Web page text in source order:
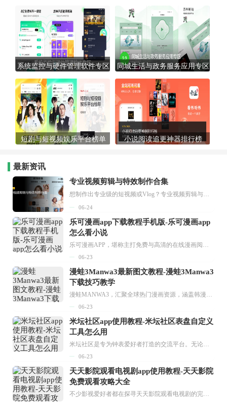
系统监控与硬件管理软件专区 同城生活与政务服务应用专区
短剧与短视频娱乐平台榜单 小说阅读追更神器排行榜
最新资讯
专业视频剪辑与特效制作合集
想制作出专业级的短视频或Vlog？专业视频剪辑与特效制作大全专题为你提供了从剪辑、抠像到特效包装的全套解决方案。无论是添加炫酷的片头、进行精准的视频抠图，还是制...
06-24
乐可漫画app下载教程手机版-乐可漫画app
怎么看小说
乐可漫画APP，堪称主打免费与高清的在线漫画阅读神器。其官方版提供海量完整版漫画资源，无论是国内漫画，还是日漫、韩漫、台漫、美漫等国外漫画，应有尽有，随时供你阅读。只需轻点一下，便能直接进入阅读界面。不仅如此，乐可漫画最新版本更新速度极快，在这里，你总能抢先看到全网一手漫画章节内容！...
06-23
漫蛙3Manwa3最新图文教程-漫蛙3Manwa3
下载技巧教学
漫蛙MANWA3，汇聚全球热门漫画资源，涵盖韩漫、欧美漫画、国漫等多种类型，题材丰富多样，全方位满足用户阅读喜好。它不仅是阅读平台，更是创作平台，为广大用户打造零门槛创作环境。...
06-23
米坛社区app使用教程-米坛社区表盘自定义
工具怎么用
米坛社区是专为钟表爱好者打造的交流平台。无论你是初涉钟表领域的普通爱好者，还是拥有多年收藏经验的资深玩家，都能在此找到属于自己的天地。 无需注册，就能轻松参与其中。通过专业的讨论论坛与丰富的交互功能，你可与世界各地的钟表爱好者畅快交流。若你钟情于钟表，米坛社区无疑是值得一试的理想之选。在这里，你能获取最新的手表资讯，交流见解，提升鉴赏品味，让每一块手表都成为收藏故事中重要的一部分。感兴趣的朋友，不要错过下载机会。...
06-23
天天影院观看电视剧app使用教程-天天影院
免费观看攻略大全
不少影视爱好者都在探寻天天影院观看电视剧的完整方法，结合最新平台使用规则，本篇新手入门攻略全面讲解观看渠道、检索流程、播放设置以及画面模式调整等实用内容。全文适配手机、电脑等主流设备，步骤简洁易懂，无论是初次使用的新手，还是想要优化观影体验的用户，都能参照内容快速上手，熟练掌握平台各项操作技巧，轻松畅享影视内容。...